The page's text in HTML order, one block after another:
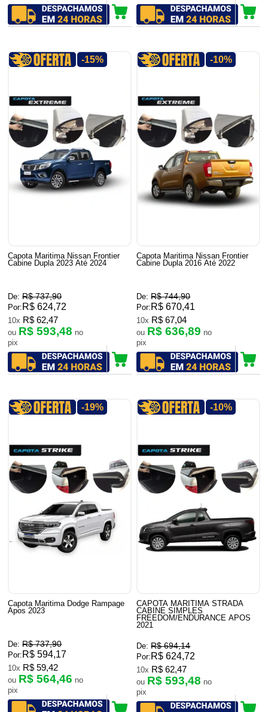
-15%
Capota Maritima Nissan Frontier
Cabine Dupla 2023 Até 2024
De: R$ 737,90
Por: R$ 624,72
10x R$ 62,47
ou R$ 593,48 no
pix
-10%
Capota Maritima Nissan Frontier
Cabine Dupla 2016 Até 2022
De: R$ 744,90
Por: R$ 670,41
10x R$ 67,04
ou R$ 636,89 no
pix
-19%
Capota Maritima Dodge Rampage
Apos 2023
De: R$ 737,90
Por: R$ 594,17
10x R$ 59,42
ou R$ 564,46 no
pix
-10%
CAPOTA MARITIMA STRADA
CABINE SIMPLES
FREEDOM/ENDURANCE APOS
2021
De: R$ 694,14
Por: R$ 624,72
10x R$ 62,47
ou R$ 593,48 no
pix